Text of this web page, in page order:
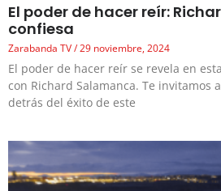
El poder de hacer reír:
confiesa
Zarabanda TV 29 noviembre, 2024
El poder de hacer reír se revela en
con Richard Salamanca. Te invitamos
detrás del éxito de este